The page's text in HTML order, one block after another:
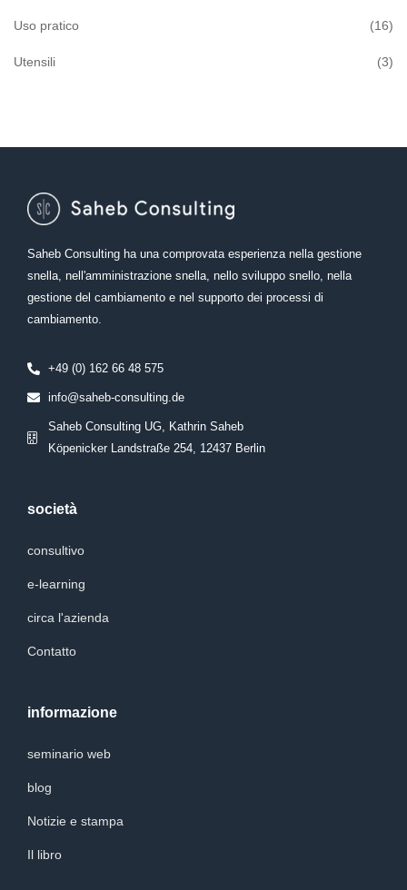
Uso pratico (16)
Utensili (3)
Saheb Consulting ha una comprovata esperienza nella gestione
snella, nell'amministrazione snella, nello sviluppo snello, nella
gestione del cambiamento e nel supporto dei processi di
cambiamento.
+49 (0) 162 66 48 575
info@saheb-consulting.de
Saheb Consulting UG, Kathrin Saheb
Köpenicker Landstraße 254, 12437 Berlin
società
consultivo
e-learning
circa l'azienda
Contatto
informazione
seminario web
blog
Notizie e stampa
Il libro